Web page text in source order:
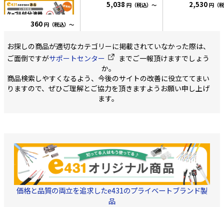
デル CATV/UHF(地上波デ
ジタル放送)と衛星放送
使用します。 50cmのケ
です。 ・周波数 10～
3,224MHz対応 VHF/UHF
側:10-770MHz BS/CS
4C-FB 2重シールド 同軸
ケーブル採用 ・ケーブル
長 50cm F型コネクタ
360 円（税込）～
発泡ポリエチレン ジャ
ルです。 弊社旧モデルと
比較では 1.30%少ない力
でケーブルを曲げられま
す 2.外皮の破断耐久力は
従来品の2倍以上 3.コネク
タを挿入に必要な力は
25%減 4.低温時でも柔ら
かさを保持します ・色
黒色/薄灰色/白色
5,038 円（税込）～
[本体100個、アル
応周波数 10～
3224MHz 4K8K対
材質 本体:黄銅,ニッ
金 ・対応ケーブ
用: 3C-FB, 3C-2V,
2B, 3C-FV 4C用: S-
2,530 円（
お探しの商品が適切なカテゴリーに掲載されていなかった際は、
ご面倒ですがサポートセンター
までご一報頂けますでしょう
か。
商品検索しやすくなるよう、今後のサイトの改善に役立ててまい
りますので、ぜひご理解とご協力を頂きますようお願い申し上げ
ます。
価格と品質の両立を追求したe431のプライベートブランド製
品